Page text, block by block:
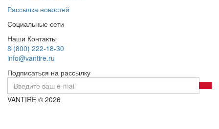
Рассылка новостей
Социальные сети
Наши Контакты
8 (800) 222-18-30
info@vantire.ru
Подписаться на рассылку
VANTIRE © 2026